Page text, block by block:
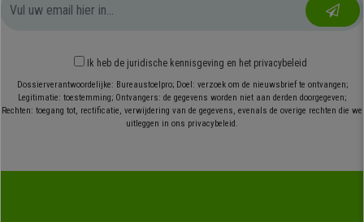
Ik heb de juridische kennisgeving en het privacybeleid
Dossierverantwoordelijke: Bureaustoelpro; Doel: verzoek om de nieuwsbrief te ontvangen;
Legitimatie: toestemming; Ontvangers: de gegevens worden niet aan derden doorgegeven;
Rechten: toegang tot, rectificatie, verwijdering van de gegevens, evenals de overige rechten die we
uitleggen in ons privacybeleid.